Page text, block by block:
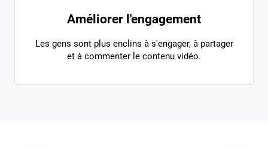
Améliorer l'engagement
Les gens sont plus enclins à s'engager, à partager
et à commenter le contenu vidéo.